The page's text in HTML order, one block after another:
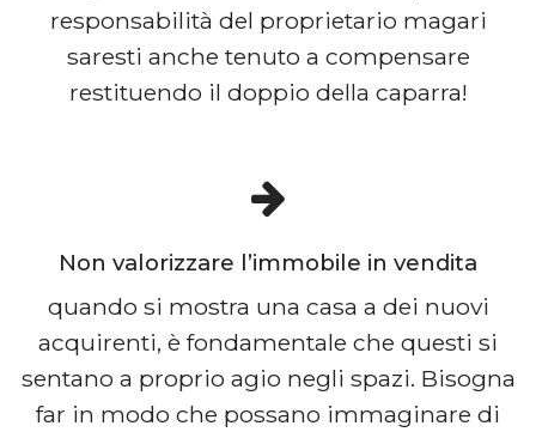
responsabilità del proprietario magari
saresti anche tenuto a compensare
restituendo il doppio della caparra!
Non valorizzare l’immobile in vendita
quando si mostra una casa a dei nuovi
acquirenti, è fondamentale che questi si
sentano a proprio agio negli spazi. Bisogna
far in modo che possano immaginare di